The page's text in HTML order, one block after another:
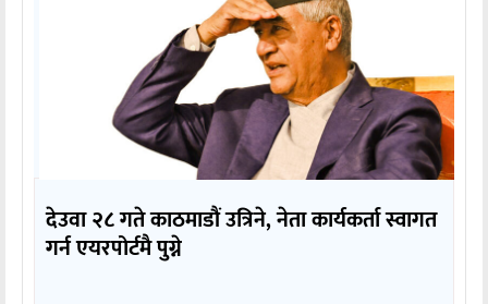
देउवा २८ गते काठमाडौं उत्रिने, नेता कार्यकर्ता स्वागत
गर्न एयरपोर्टमै पुग्ने